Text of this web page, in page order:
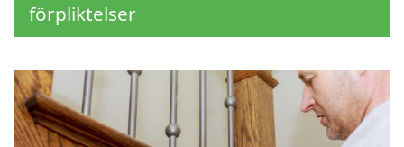
förpliktelser